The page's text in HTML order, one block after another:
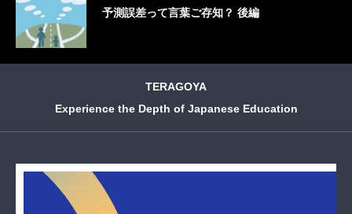
予測誤差って言葉ご存知？ 後編
TERAGOYA
Experience the Depth of Japanese Education